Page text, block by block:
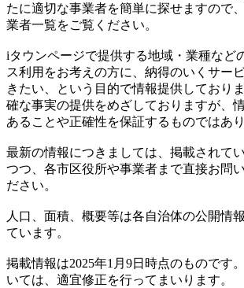
たに適切な事業者を簡単に探せますので
業者一覧をご覧ください。
iタウンページで提供する地域・業種など
ス利用をお考えの方に、納得のいくサー
きたい、という目的で情報提供しており
確な事実の提供をめざしておりますが、
あることや正確性を保証するものではあり
最新の情報につきましては、掲載されて
つつ、各市区役所や事業者まで直接お問
ださい。
人口、面積、概要等は各自治体の公開情
ています。
掲載情報は2025年1月9日時点のものです
いては、適宜修正を行ってまいります。